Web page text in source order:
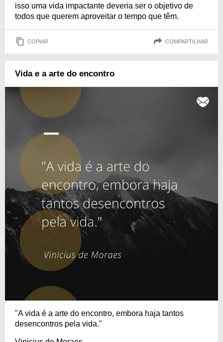
isso uma vida impactante deveria ser o objetivo de
todos que querem aproveitar o tempo que têm.
COPIAR COMPARTILHAR
Vida e a arte do encontro
"A vida é a arte do encontro, embora haja tantos
desencontros pela vida."